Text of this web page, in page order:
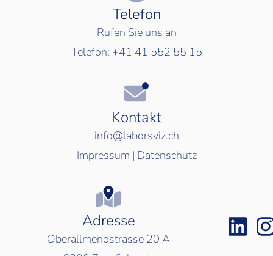
Telefon
Rufen Sie uns an
Telefon: +41 41 552 55 15
Kontakt
info@laborsviz.ch
Impressum | Datenschutz
Adresse
Oberallmendstrasse 20 A